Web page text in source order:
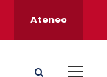
Ateneo